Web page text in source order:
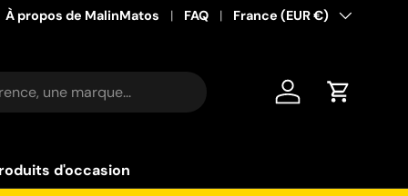
À propos de MalinMatos FAQ Pays
France (EUR €)
Se connecter
Panier
d'occasion